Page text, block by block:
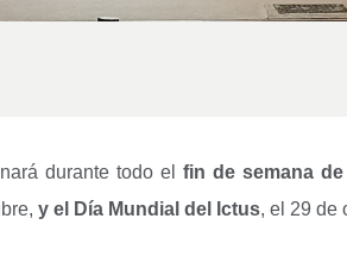
durante todo el fin de semana de
y el Día Mundial del Ictus, el 29 de